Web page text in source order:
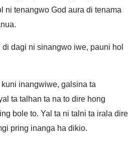
ni tenangwo God aura di tenama
di dagi ni sinangwo iwe, pauni hol
inangwiwe, galsina ta
ta talhan ta na to dire hong
bole to. Yal ta ni talni ta irala dire
pring inanga ha dikio.